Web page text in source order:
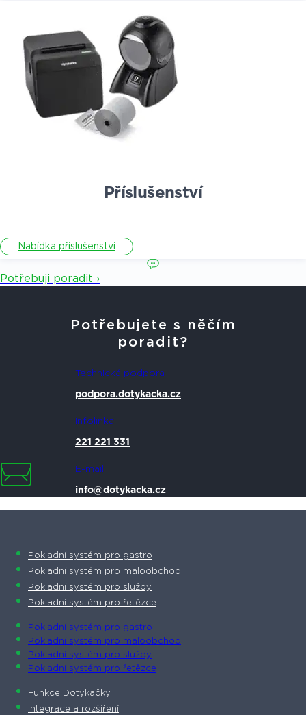
Příslušenství
Nabídka příslušenství
Potřebuji poradit ›
Potřebujete s něčím
poradit?
Technická podpora
podpora.dotykacka.cz
Infolinka
221 221 331
E-mail
info@dotykacka.cz
Pokladní systém pro gastro
Pokladní systém pro maloobchod
Pokladní systém pro služby
Pokladní systém pro řetězce
Pokladní systém pro gastro
Pokladní systém pro maloobchod
Pokladní systém pro služby
Pokladní systém pro řetězce
Funkce Dotykačky
Integrace a rozšíření